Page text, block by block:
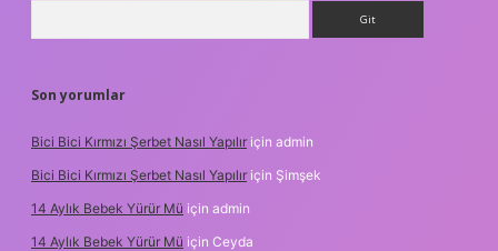
Son yorumlar
Bici Bici Kırmızı Şerbet Nasıl Yapılır için admin
Bici Bici Kırmızı Şerbet Nasıl Yapılır için Şimşek
14 Aylık Bebek Yürür Mü için admin
14 Aylık Bebek Yürür Mü için Ceyda